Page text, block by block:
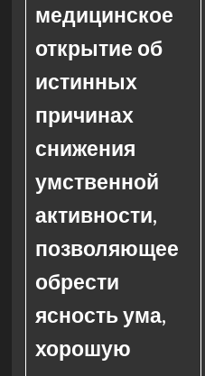
медицинское
открытие об
истинных
причинах
снижения
умственной
активности,
позволяющее
обрести
ясность ума,
хорошую